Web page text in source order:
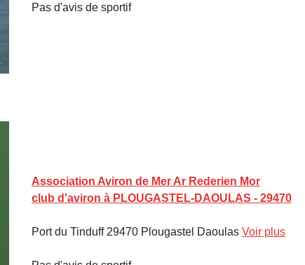
Pas d'avis de sportif
Association Aviron de Mer Ar Rederien Mor
club d'aviron à PLOUGASTEL-DAOULAS - 29470
Port du Tinduff 29470 Plougastel Daoulas Voir plus